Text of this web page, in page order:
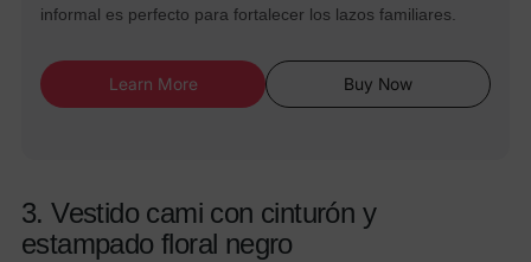
informal es perfecto para fortalecer los lazos familiares.
Learn More Buy Now
3. Vestido cami con cinturón y
estampado floral negro